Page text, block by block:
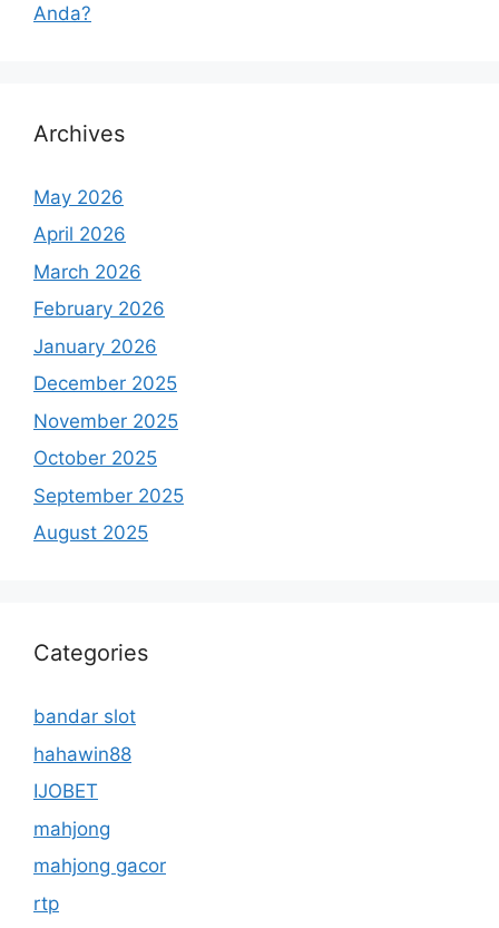
Anda?
Archives
May 2026
April 2026
March 2026
February 2026
January 2026
December 2025
November 2025
October 2025
September 2025
August 2025
Categories
bandar slot
hahawin88
IJOBET
mahjong
mahjong gacor
rtp